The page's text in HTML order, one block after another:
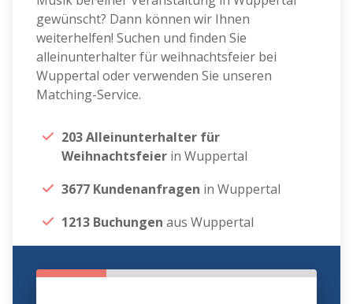
gewünscht? Dann können wir Ihnen
weiterhelfen! Suchen und finden Sie
alleinunterhalter für weihnachtsfeier bei
Wuppertal oder verwenden Sie unseren
Matching-Service.
203 Alleinunterhalter für
Weihnachtsfeier in Wuppertal
3677 Kundenanfragen in Wuppertal
1213 Buchungen aus Wuppertal